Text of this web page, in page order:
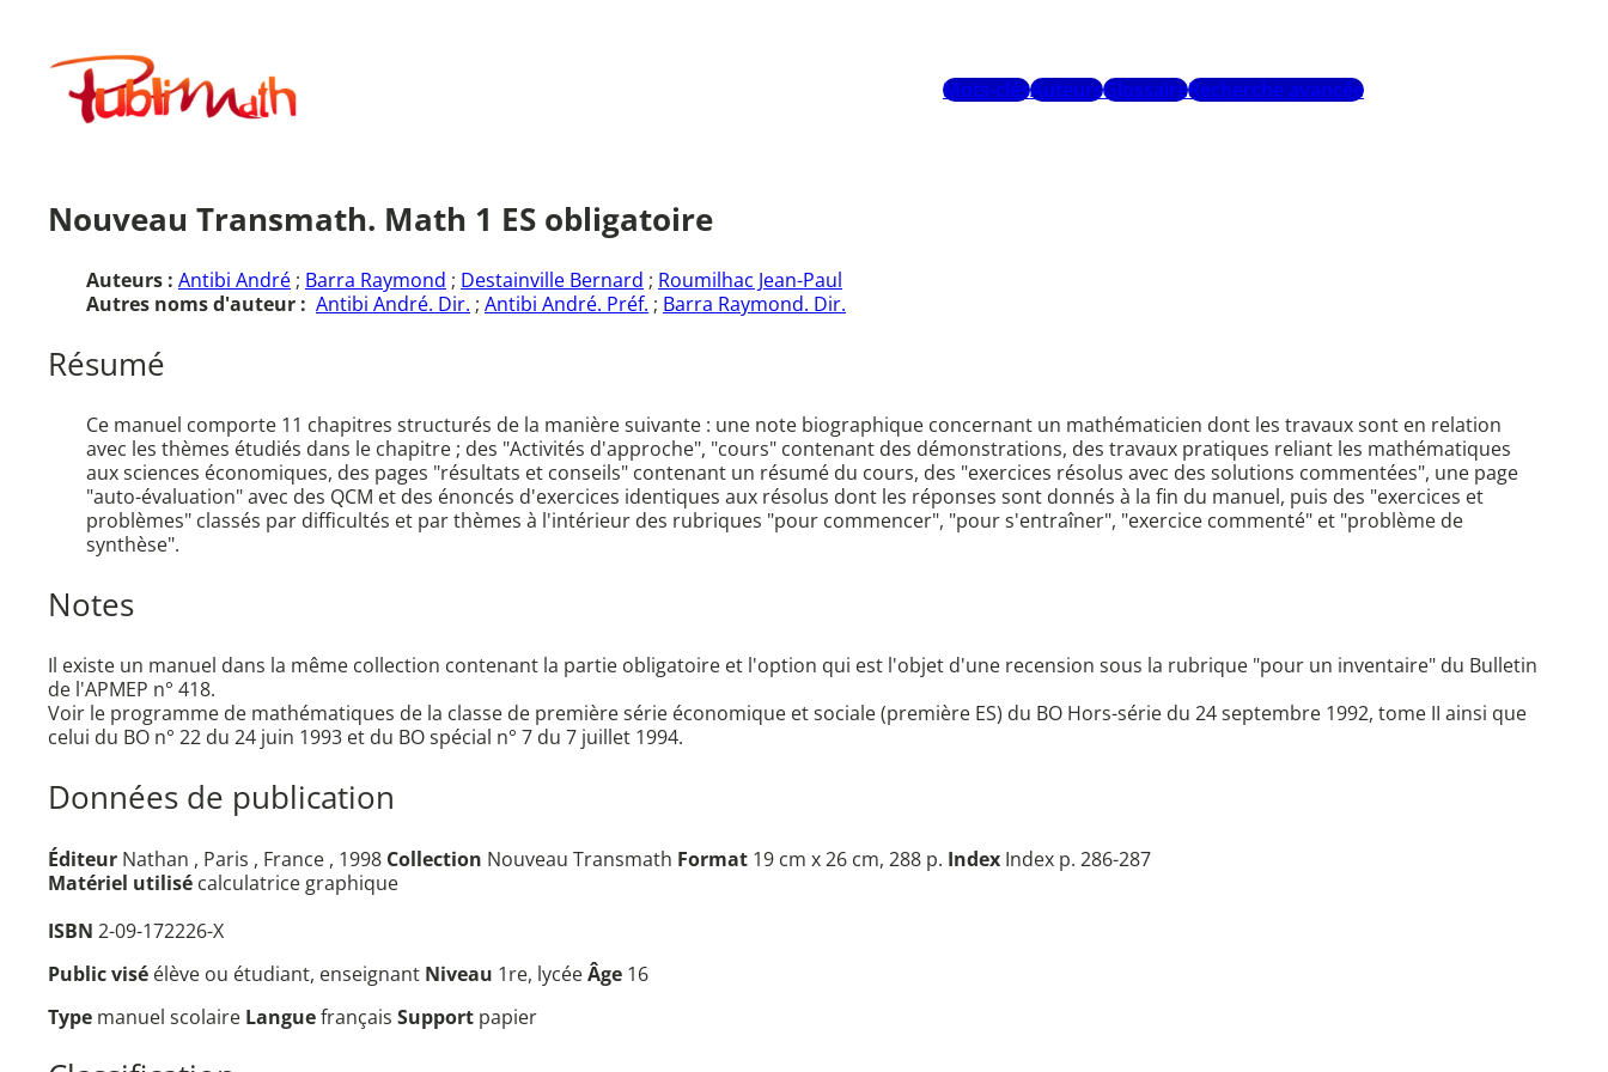
contenuPublimath
Mots-clésAuteursGlossaireRecherche avancée
Nouveau Transmath. Math 1 ES obligatoire
Auteurs : Antibi André ; Barra Raymond ; Destainville Bernard ; Roumilhac Jean-Paul
Autres noms d'auteur : Antibi André. Dir. ; Antibi André. Préf. ; Barra Raymond. Dir.
Résumé
Ce manuel comporte 11 chapitres structurés de la manière suivante : une note biographique concernant un mathématicien dont les travaux sont en relation
avec les thèmes étudiés dans le chapitre ; des "Activités d'approche", "cours" contenant des démonstrations, des travaux pratiques reliant les mathématiques
aux sciences économiques, des pages "résultats et conseils" contenant un résumé du cours, des "exercices résolus avec des solutions commentées", une page
"auto-évaluation" avec des QCM et des énoncés d'exercices identiques aux résolus dont les réponses sont donnés à la fin du manuel, puis des "exercices et
problèmes" classés par difficultés et par thèmes à l'intérieur des rubriques "pour commencer", "pour s'entraîner", "exercice commenté" et "problème de
synthèse".
Notes
Il existe un manuel dans la même collection contenant la partie obligatoire et l'option qui est l'objet d'une recension sous la rubrique "pour un inventaire" du Bulletin
de l'APMEP n° 418.
Voir le programme de mathématiques de la classe de première série économique et sociale (première ES) du BO Hors-série du 24 septembre 1992, tome II ainsi que
celui du BO n° 22 du 24 juin 1993 et du BO spécial n° 7 du 7 juillet 1994.
Données de publication
Éditeur Nathan , Paris , France , 1998 Collection Nouveau Transmath Format 19 cm x 26 cm, 288 p. Index Index p. 286-287
Matériel utilisé calculatrice graphique
ISBN 2-09-172226-X
Public visé élève ou étudiant, enseignant Niveau 1re, lycéeÂge 16
Type manuel scolaire Languefrançais Support papier